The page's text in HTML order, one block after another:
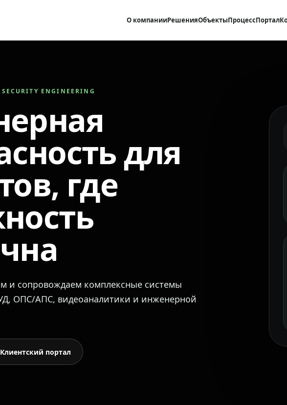
О компанииРешенияОбъектыПроцессПортал
ENGINEERING
для
где
и сопровождаем комплексные системы
ОПС/АПС, видеоаналитики и инженерной
Клиентский портал